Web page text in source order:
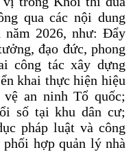
qua các nội dung
năm 2026, như: Đẩy
đạo đức, phong
công tác xây dựng
khai thực hiện hiệu
vệ an ninh Tổ quốc;
số tại khu dân cư;
pháp luật và công
hợp quản lý nhà